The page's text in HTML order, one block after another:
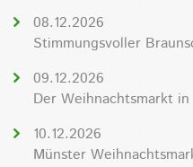
08.12.2026
Stimmungsvoller
09.12.2026
Der Weihnachtsmarkt
10.12.2026
Münster